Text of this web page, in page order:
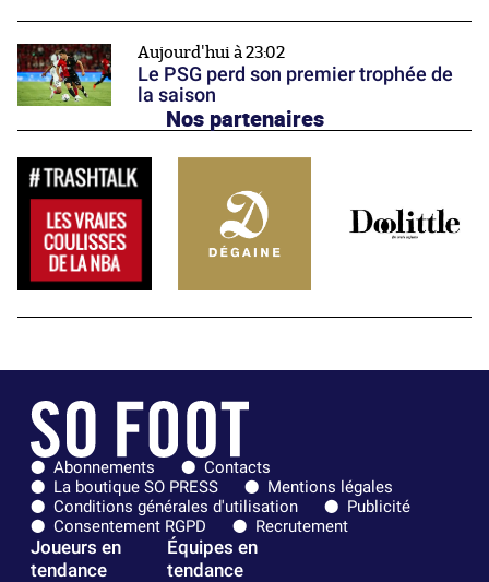
Aujourd'hui à 23:02
Le PSG perd son premier trophée de
la saison
Nos partenaires
Abonnements
Contacts
La boutique SO PRESS
Mentions légales
Conditions générales d'utilisation
Publicité
Consentement RGPD
Recrutement
Joueurs en
tendance
Équipes en
tendance